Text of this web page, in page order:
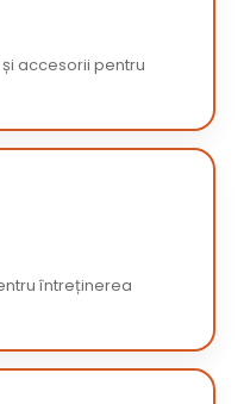
accesorii pentru
întreținerea